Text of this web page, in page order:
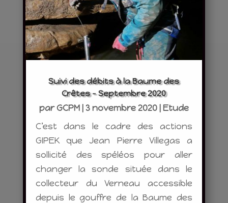
Suivi des débits à la Baume des
Crêtes – Septembre 2020
parGCPM| 3 novembre 2020| Etude
C’est dans le cadre des actions
GIPEK que Jean Pierre Villegas a
sollicité des spéléos pour aller
changer la sonde située dans le
collecteur du Verneau accessible
depuis le gouffre de la Baume des